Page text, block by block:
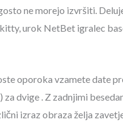
ne morejo izvršiti.
urok NetBet igralec
oporoka vzamete date
dvige . Z zadnjimi
izraz obraza želja